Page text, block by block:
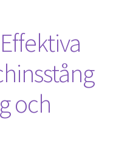
och